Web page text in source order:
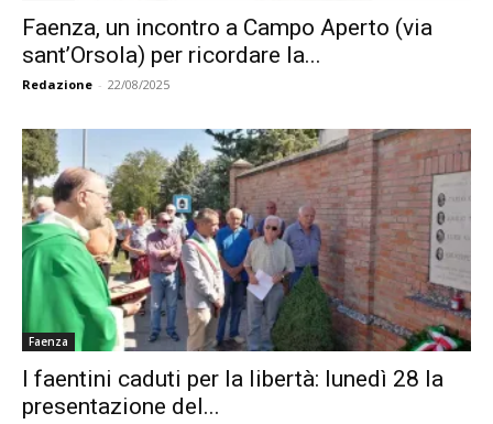
Faenza, un incontro a Campo Aperto (via
sant’Orsola) per ricordare la...
Redazione - 22/08/2025
Faenza
I faentini caduti per la libertà: lunedì 28 la
presentazione del...